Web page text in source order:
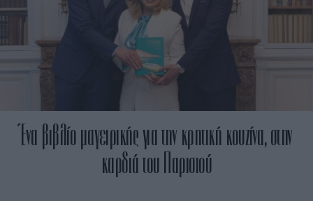
Ένα βιβλίο μαγειρικής για την κρητική κουζίνα, στην
καρδιά του Παρισιού